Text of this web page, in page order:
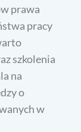
prawa
pracy
szkolenia
na
o
w